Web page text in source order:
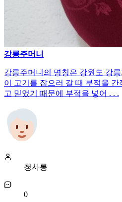
강릉주머니
강릉주머니의 명칭은 강원도 강
이 고기를 잡으러 갈 때 부적을
고 믿었기 때문에 부적을 넣어 . . .
청사롱
0